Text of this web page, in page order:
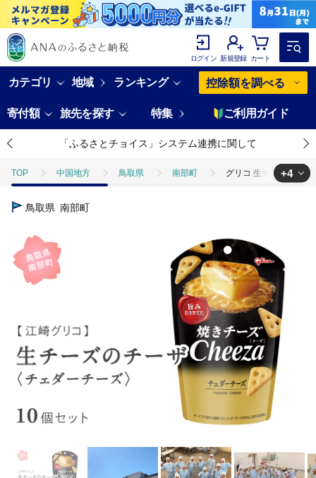
ログイン 新規登録 カート
カテゴリ 地域 ランキング 控除額を調べる
寄付額 旅先を探す 特集 ご利用ガイド
「ふるさとチョイス」システム連携に関して
TOP 中国地方 鳥取県 南部町 グリコ 生チーズのチ
TOP
TOP パン・菓子類 グリコ 生チーズのチーザ＜チェ
TOP パン・菓子類 ほかの洋菓子 グリコ 生チ
+4
鳥取県 南部町